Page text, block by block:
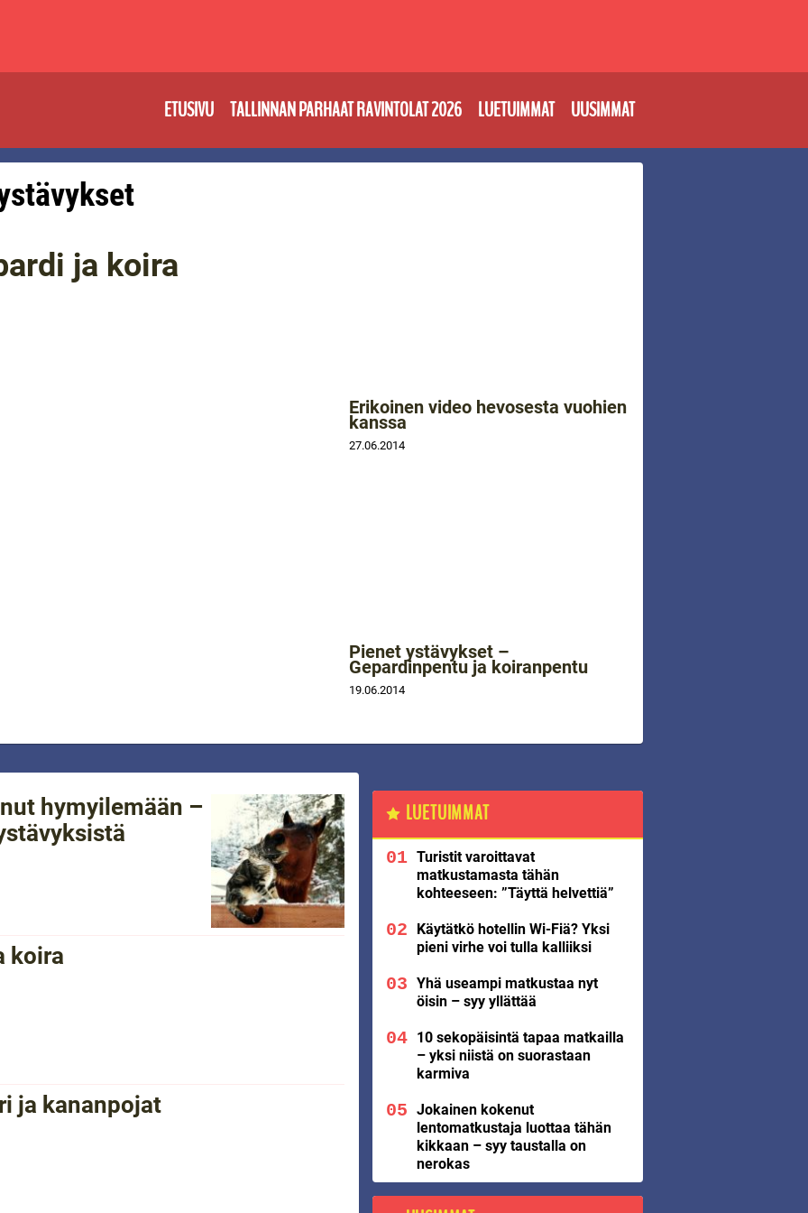
ETUSIVU TALLINNAN PARHAAT RAVINTOLAT 2026 LUETUIMMAT UUSIMMAT
ja koira
Erikoinen video hevosesta vuohien
kanssa
27.06.2014
Pienet ystävykset –
Gepardinpentu ja koiranpentu
19.06.2014
hymyilemään –
koira
ja kananpojat
LUETUIMMAT
Turistit varoittavat
matkustamasta tähän
kohteeseen: ”Täyttä helvettiä”
Käytätkö hotellin Wi-Fiä? Yksi
pieni virhe voi tulla kalliiksi
Yhä useampi matkustaa nyt
öisin – syy yllättää
10 sekopäisintä tapaa matkailla
– yksi niistä on suorastaan
karmiva
Jokainen kokenut
lentomatkustaja luottaa tähän
kikkaan – syy taustalla on
nerokas